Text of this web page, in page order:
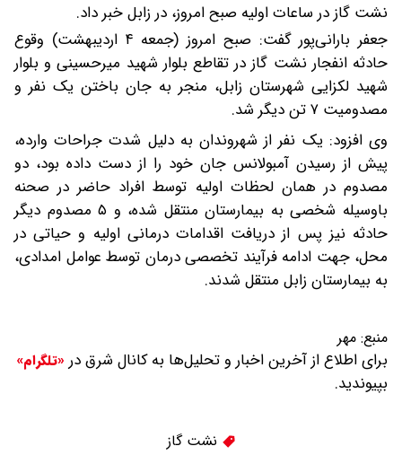
نشت گاز در ساعات اولیه صبح امروز، در زابل خبر داد.
جعفر بارانی‌پور گفت: صبح امروز (جمعه ۴ اردیبهشت) وقوع
حادثه انفجار نشت گاز در تقاطع بلوار شهید میرحسینی و بلوار
شهید لکزایی شهرستان زابل، منجر به جان باختن یک نفر و
مصدومیت ۷ تن دیگر شد.
وی افزود: یک نفر از شهروندان به دلیل شدت جراحات وارده،
پیش از رسیدن آمبولانس جان خود را از دست داده بود، دو
مصدوم در همان لحظات اولیه توسط افراد حاضر در صحنه
باوسیله شخصی به بیمارستان منتقل شده، و ۵ مصدوم دیگر
حادثه نیز پس از دریافت اقدامات درمانی اولیه و حیاتی در
محل، جهت ادامه فرآیند تخصصی درمان توسط عوامل امدادی،
به بیمارستان زابل منتقل شدند.
منبع: مهر
برای اطلاع از آخرین اخبار و تحلیل‌ها به کانال شرق در «تلگرام»
بپیوندید.
نشت گاز